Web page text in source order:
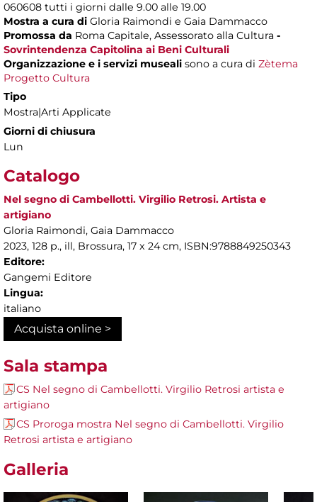
060608 tutti i giorni dalle 9.00 alle 19.00
Mostra a cura di Gloria Raimondi e Gaia Dammacco
Promossa da Roma Capitale, Assessorato alla Cultura -
Sovrintendenza Capitolina ai Beni Culturali
Organizzazione e i servizi museali sono a cura di Zètema
Progetto Cultura
Tipo
Mostra|Arti Applicate
Giorni di chiusura
Lun
Catalogo
Nel segno di Cambellotti. Virgilio Retrosi. Artista e
artigiano
Gloria Raimondi, Gaia Dammacco
2023, 128 p., ill, Brossura, 17 x 24 cm, ISBN:9788849250343
Editore:
Gangemi Editore
Lingua:
italiano
Acquista online >
Sala stampa
CS Nel segno di Cambellotti. Virgilio Retrosi artista e
artigiano
CS Proroga mostra Nel segno di Cambellotti. Virgilio
Retrosi artista e artigiano
Galleria